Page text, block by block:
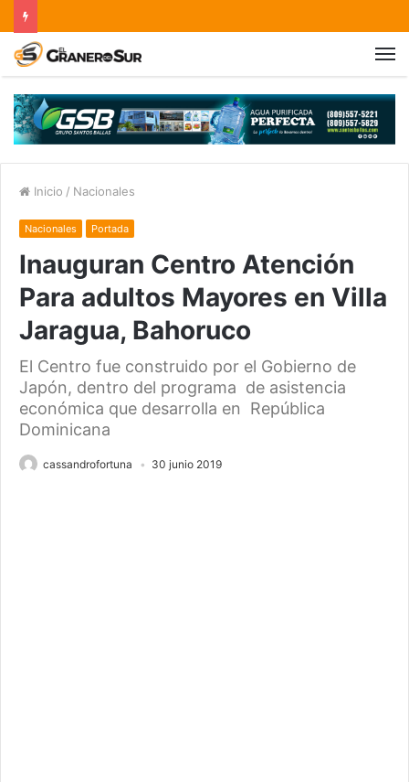
Inicio / Nacionales
Nacionales Portada
Inauguran Centro Atención
Para adultos Mayores en Villa
Jaragua, Bahoruco
El Centro fue construido por el Gobierno de
Japón, dentro del programa de asistencia
económica que desarrolla en República
Dominicana
cassandrofortuna 30 junio 2019